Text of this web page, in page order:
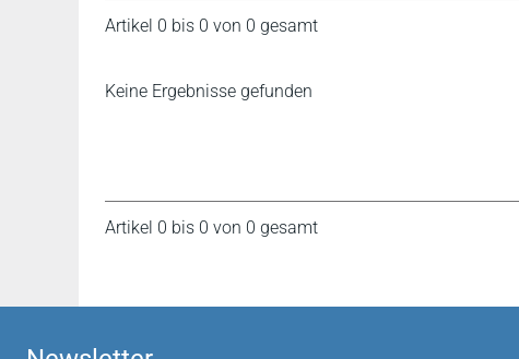
Artikel 0 bis 0 von 0 gesamt
Keine Ergebnisse gefunden
Artikel 0 bis 0 von 0 gesamt